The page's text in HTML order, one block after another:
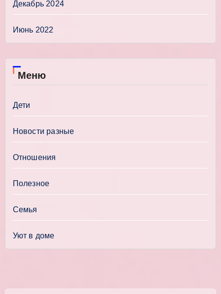
Декабрь 2024
Июнь 2022
Меню
Дети
Новости разные
Отношения
Полезное
Семья
Уют в доме